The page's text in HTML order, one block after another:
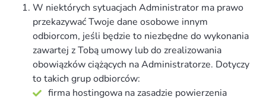
W niektórych sytuacjach Administrator ma prawo
przekazywać Twoje dane osobowe innym
odbiorcom, jeśli będzie to niezbędne do wykonania
zawartej z Tobą umowy lub do zrealizowania
obowiązków ciążących na Administratorze. Dotyczy
to takich grup odbiorców:
firma hostingowa na zasadzie powierzenia